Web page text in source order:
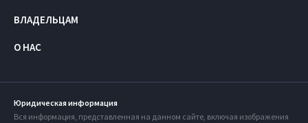
ВЛАДЕЛЬЦАМ
О НАС
Юридическая информация
Вся информация, представленная на данном сайте, включая изображения